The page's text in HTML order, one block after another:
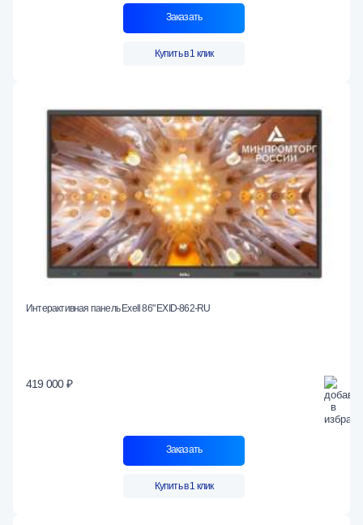
Заказать
Купить в 1 клик
Интерактивная панель Exell 86" EXID-862-RU
419 000 ₽
Заказать
Купить в 1 клик